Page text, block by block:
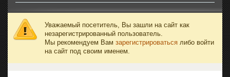
Уважаемый посетитель, Вы зашли на сайт как
незарегистрированный пользователь.
Мы рекомендуем Вам зарегистрироваться либо войти
на сайт под своим именем.